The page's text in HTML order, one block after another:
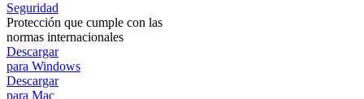
Seguridad
Protección que cumple con las
normas internacionales
Descargar
para Windows
Descargar
para Mac